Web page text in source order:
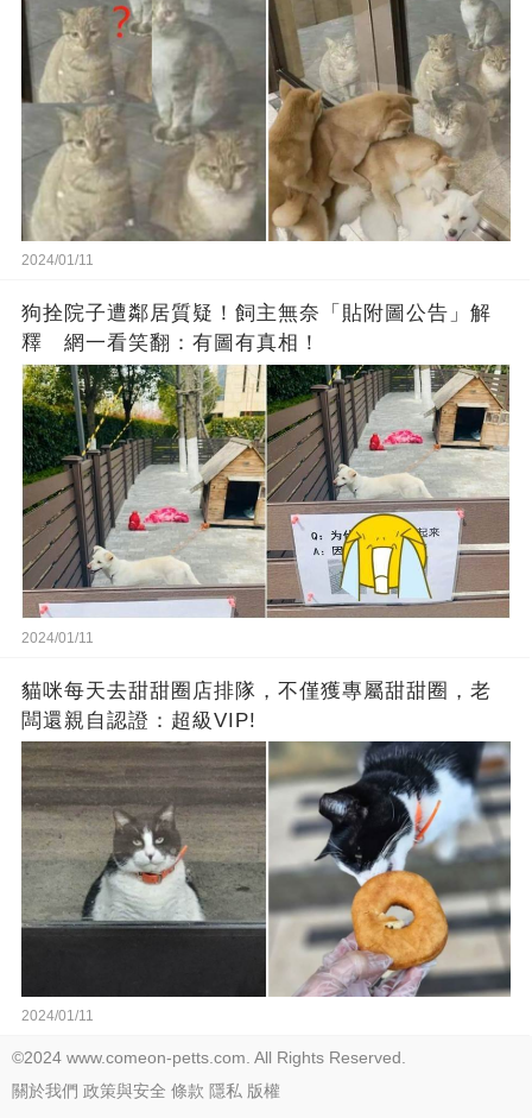
2024/01/11
狗拴院子遭鄰居質疑！飼主無奈「貼附圖公告」解
釋 網一看笑翻：有圖有真相！
2024/01/11
貓咪每天去甜甜圈店排隊，不僅獲專屬甜甜圈，老
闆還親自認證：超級VIP!
2024/01/11
©2024 www.comeon-petts.com. All Rights Reserved.
關於我們 政策與安全 條款 隱私 版權